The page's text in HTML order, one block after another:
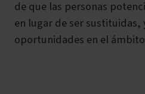
de que las personas
en lugar de ser sustituidas,
oportunidades en el